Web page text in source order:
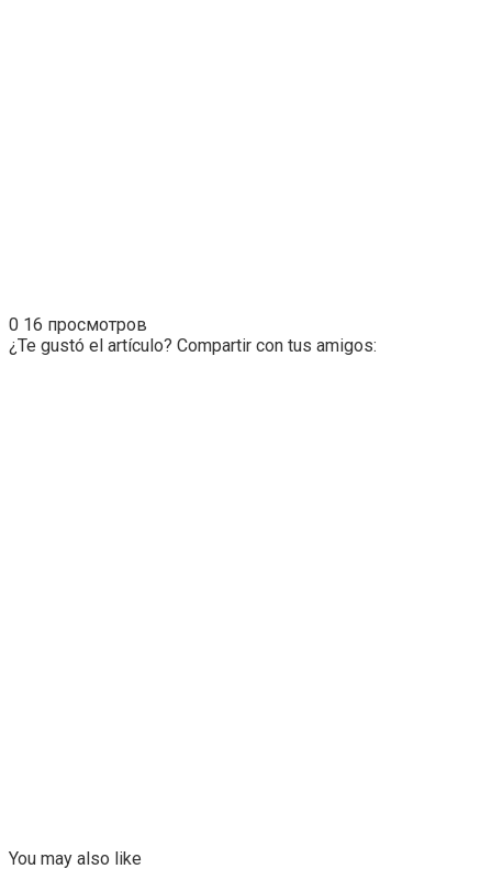
0 16 просмотров
¿Te gustó el artículo? Compartir con tus amigos:
You may also like